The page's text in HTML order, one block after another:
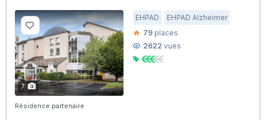
7
EHPAD
EHPAD Alzheimer
79 places
2622 vues
Résidence partenaire